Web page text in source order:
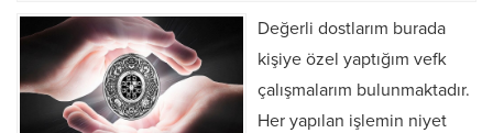
Değerli dostlarım burada
kişiye özel yaptığım vefk
çalışmalarım bulunmaktadır.
Her yapılan işlemin niyet